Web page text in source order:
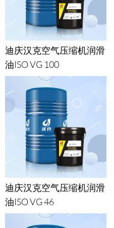
迪庆汉克空气压缩机润滑
油ISO VG 100
迪庆汉克空气压缩机润滑
油ISO VG 46